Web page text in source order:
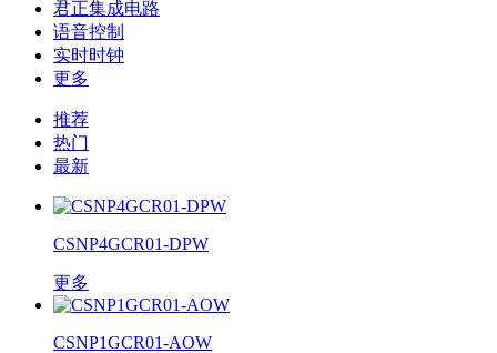
君正集成电路
语音控制
实时时钟
更多
推荐
热门
最新
CSNP4GCR01-DPW
更多
CSNP1GCR01-AOW